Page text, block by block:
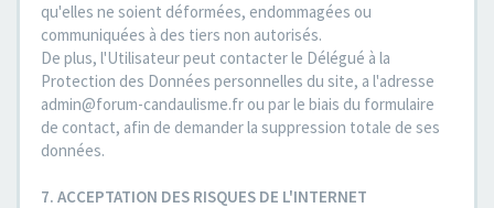
qu'elles ne soient déformées, endommagées ou
communiquées à des tiers non autorisés.
De plus, l'Utilisateur peut contacter le Délégué à la
Protection des Données personnelles du site, a l'adresse
admin@forum-candaulisme.fr ou par le biais du formulaire
de contact, afin de demander la suppression totale de ses
données.
7. ACCEPTATION DES RISQUES DE L'INTERNET